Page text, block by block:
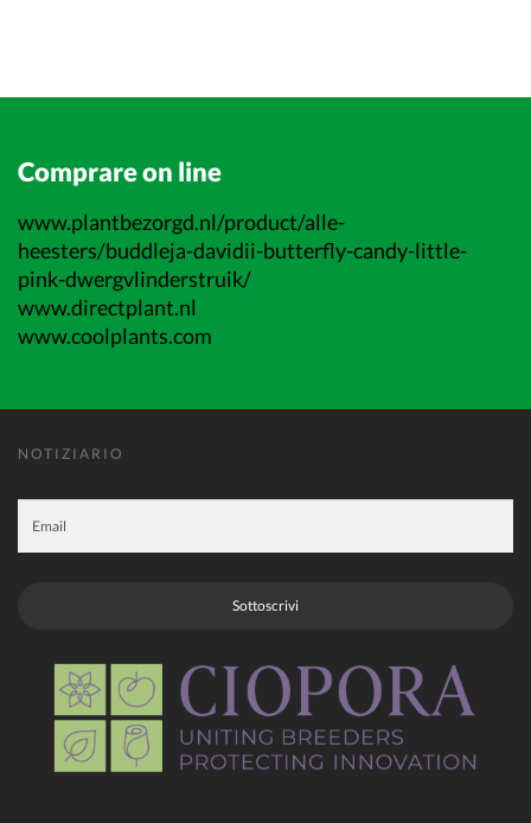
Comprare on line
www.plantbezorgd.nl/product/alle-
heesters/buddleja-davidii-butterfly-candy-little-
pink-dwergvlinderstruik/
www.directplant.nl
www.coolplants.com
NOTIZIARIO
Sottoscrivi